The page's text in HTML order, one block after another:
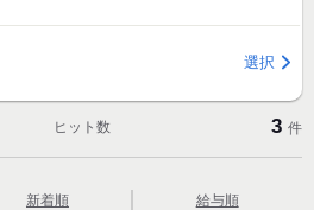
選択
ヒット数 3 件
新着順 給与順